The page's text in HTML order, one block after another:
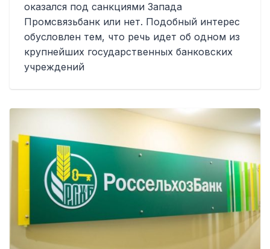
оказался под санкциями Запада
Промсвязьбанк или нет. Подобный интерес
обусловлен тем, что речь идет об одном из
крупнейших государственных банковских
учреждений